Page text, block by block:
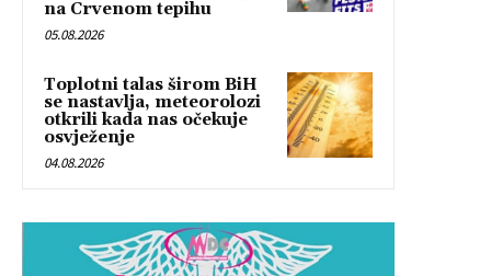
na Crvenom tepihu
05.08.2026
Toplotni talas širom BiH
se nastavlja, meteorolozi
otkrili kada nas očekuje
osvježenje
04.08.2026